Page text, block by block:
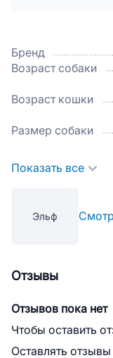
Бренд
Возраст собаки
Возраст кошки
Размер собаки
Показать все
Эльф
Отзывы
Отзывов пока нет
Чтобы оставить
Оставлять отзывы